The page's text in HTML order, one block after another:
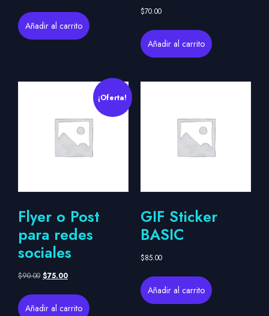
Añadir al carrito
$70.00
Añadir al carrito
¡Oferta!
Flyer o Post
para redes
sociales
$90.00 $75.00
Añadir al carrito
GIF Sticker
BASIC
$85.00
Añadir al carrito